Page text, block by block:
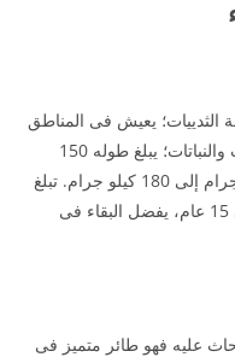
الثدييات؛ يعيش فى المناطق
القطبية والجبال ويتغذي على تناول الأعشاب والنباتات؛ يبلغ طوله 150
سنتيمتر ويبلغ وزنه حوالي مابين 160 كيلو جرام إلى 180 كيلو جرام. تبلغ
مدة بقائه على قيد الحياه مابين 12 عام إلى 15 عام، يفضل البقاء فى
عليه فهو طائر متميز فى